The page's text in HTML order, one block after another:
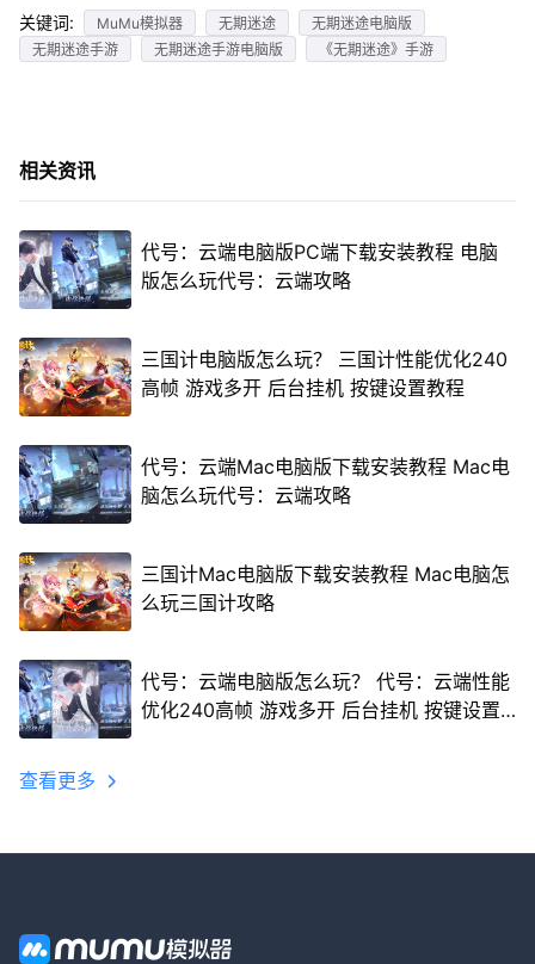
关键词: MuMu模拟器 无期迷途
无期迷途电脑版
无期迷途手游
无期迷途手游电脑版 《无期迷途》手游
相关资讯
代号：云端电脑版PC端下载安装教程 电脑
版怎么玩代号：云端攻略
三国计电脑版怎么玩？ 三国计性能优化240
高帧 游戏多开 后台挂机 按键设置教程
代号：云端Mac电脑版下载安装教程 Mac电
脑怎么玩代号：云端攻略
三国计Mac电脑版下载安装教程 Mac电脑怎
么玩三国计攻略
代号：云端电脑版怎么玩？ 代号：云端性能
优化240高帧 游戏多开 后台挂机 按键设置
查看更多